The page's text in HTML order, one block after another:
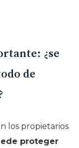
¿se
de
los propietarios
proteger